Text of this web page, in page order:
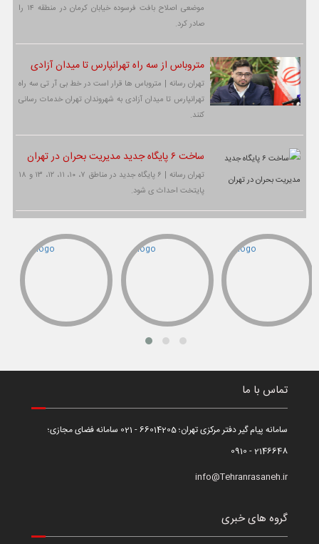
موضعی اصلاح بافت فرسوده خیابان کرمان در منطقه ۱۴ را
صادر کرد.
متروباس از سه راه تهرانپارس تا میدان آزادی
تهران رسانه | متروباس ها قرار است در خط بی آر تی سه راه
تهرانپارس تا میدان آزادی به شهروندان تهران خدمات رسانی
کنند.
ساخت ۶ پایگاه جدید مدیریت بحران در تهران
تهران رسانه | ۶ پایگاه جدید در مناطق ۷، ۱۰، ۱۱، ۱۲، ۱۳ و ۱۸
پایتخت احداث ی شود.
تماس با ما
سامانه پیام گیر دفتر مرکزی تهران؛ 66014205 - 021 سامانه فضای مجازی؛
2146648 - 0910
info@Tehranrasaneh.ir
گروه های خبری